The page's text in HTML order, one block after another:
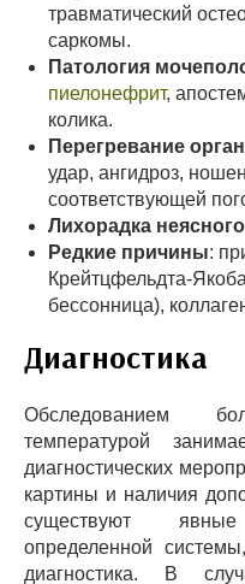
травматический
саркомы.
Патология
пиелонефрит,
колика.
Перегревание
удар, ангидроз,
соответствующей
Лихорадка
Редкие причины:
Крейтцфельдта-
бессонница),
Диагностика
Обследованием
температурой
диагностических
картины и наличия
существуют
определенной
диагностика. В